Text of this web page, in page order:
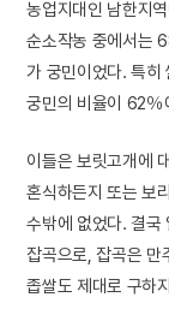
농업지대인 남한지
순소작농 중에서는
가 궁민이었다. 특히
궁민의 비율이 62％
이들은 보릿고개에
혼식하든지 또는 보
수밖에 없었다. 결국
잡곡으로, 잡곡은 만
좁쌀도 제대로 구하